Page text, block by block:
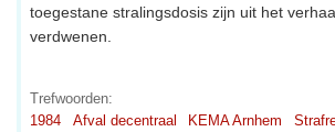
toegestane stralingsdosis zijn uit het
verdwenen.
Trefwoorden:
1984
Afval decentraal KEMA Arnhem